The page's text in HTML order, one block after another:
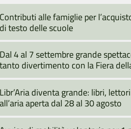
Contributi alle famiglie per
di testo delle scuole
Dal 4 al 7 settembre grande
tanto divertimento con la Fiera
Libr’Aria diventa grande: libri,
all’aria aperta dal 28 al 30 agosto